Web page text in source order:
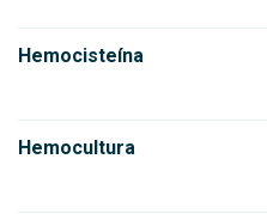
Hemocisteína
Hemocultura